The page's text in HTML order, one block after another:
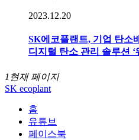
2023.12.20
SK에코플랜트, 기업 탄소
디지털 탄소 관리 솔루션 ‘
1 현재 페이지
SK ecoplant
홈
유튜브
페이스북